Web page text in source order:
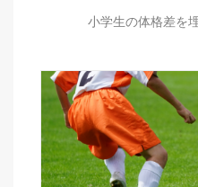
小学生の体格差を